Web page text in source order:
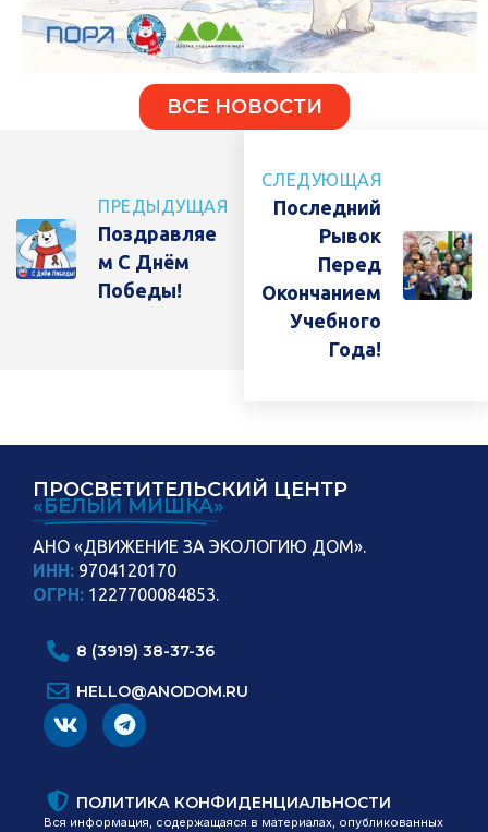
ВСЕ НОВОСТИ
ПРЕДЫДУЩАЯ
Поздравляе
М С Днём
Победы!
СЛЕДУЮЩАЯ
Последний
Рывок
Перед
Окончанием
Учебного
Года!
ПРОСВЕТИТЕЛЬСКИЙ ЦЕНТР
«БЕЛЫЙ МИШКА»
АНО «ДВИЖЕНИЕ ЗА ЭКОЛОГИЮ ДОМ».
ИНН: 9704120170
ОГРН: 1227700084853.
8 (3919) 38-37-36
HELLO@ANODOM.RU
ПОЛИТИКА КОНФИДЕНЦИАЛЬНОСТИ
Вся информация, содержащаяся в материалах, опубликованных